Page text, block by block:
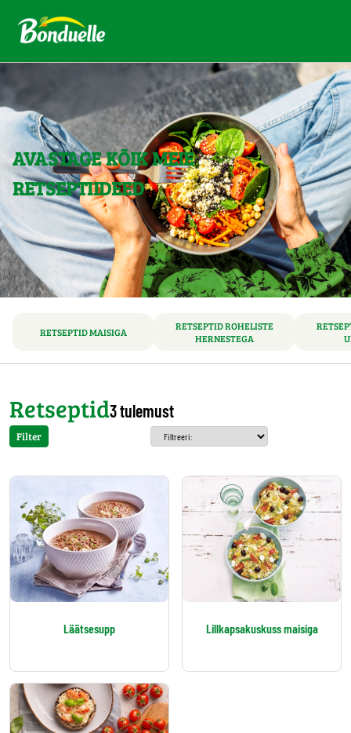
AVASTAGE KÕIK MEIE
RETSEPTIIDEED
RETSEPTID MAISIGA
RETSEPTID ROHELISTE
HERNESTEGA
Retseptid3 tulemust
Filter
Läätsesupp Lillkapsakuskuss maisiga